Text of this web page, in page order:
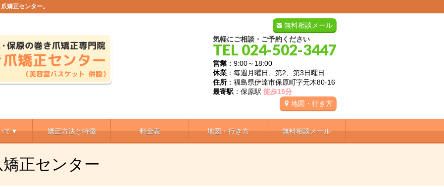
矯正センター。
無料相談メール
気軽にご相談・ご予約ください
TEL 024-502-3447
営業 ：9:00～18:00
休業 ：毎週月曜日、第2、第3日曜日
住所 ：福島県伊達市保原町字元木80-16
最寄駅 ：保原駅 徒歩15分
地図・行き方
て▼ 矯正方法と特徴 料金表 地図・行き方 無料相談メール
正センター